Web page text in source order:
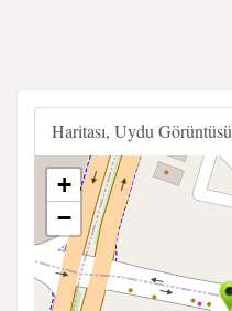
Haritası, Uydu Görüntüsü
+
−